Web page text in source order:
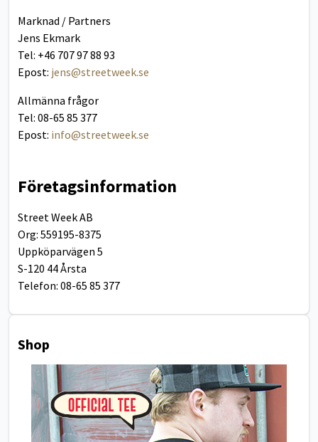
Marknad / Partners
Jens Ekmark
Tel: +46 707 97 88 93
Epost: jens@streetweek.se
Allmänna frågor
Tel: 08-65 85 377
Epost: info@streetweek.se
Företagsinformation
Street Week AB
Org: 559195-8375
Uppköparvägen 5
S-120 44 Årsta
Telefon: 08-65 85 377
Shop